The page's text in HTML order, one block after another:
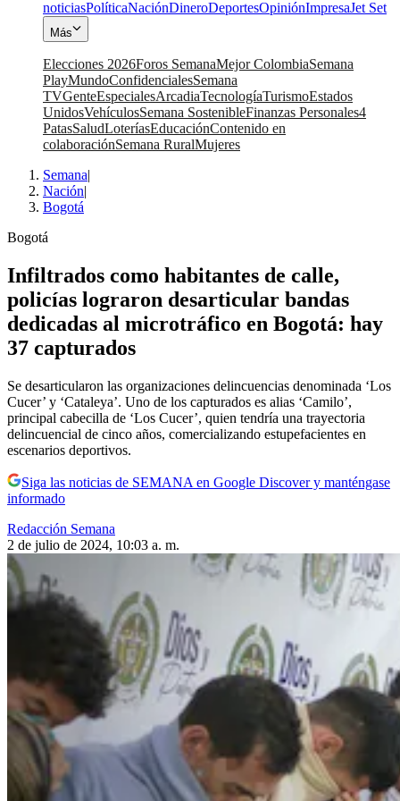
noticiasPolíticaNaciónDineroDeportesOpiniónImpresaJet Set
Más
Elecciones 2026Foros SemanaMejor ColombiaSemana
PlayMundoConfidencialesSemana
TVGenteEspecialesArcadiaTecnologíaTurismoEstados
UnidosVehículosSemana SostenibleFinanzas Personales4
PatasSaludLoteríasEducaciónContenido en
colaboraciónSemana RuralMujeres
Semana|
Nación|
Bogotá
Bogotá
Infiltrados como habitantes de calle,
policías lograron desarticular bandas
dedicadas al microtráfico en Bogotá: hay
37 capturados
Se desarticularon las organizaciones delincuencias denominada ‘Los
Cucer’ y ‘Cataleya’. Uno de los capturados es alias ‘Camilo’,
principal cabecilla de ‘Los Cucer’, quien tendría una trayectoria
delincuencial de cinco años, comercializando estupefacientes en
escenarios deportivos.
Siga las noticias de SEMANA en Google Discover y manténgase
informado
Redacción Semana
2 de julio de 2024, 10:03 a. m.